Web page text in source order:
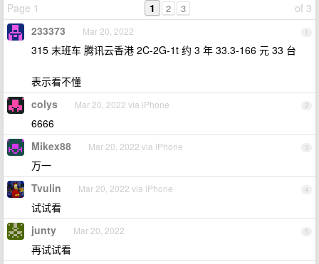
Page 1
of 3
1 2 3
1
233373 Mar 20, 2022
315 末班车 腾讯云香港 2C-2G-1t 约 3 年 33.3-166 元 33 台
表示看不懂
2
colys Mar 20, 2022 via iPhone
6666
3
Mikex88 Mar 20, 2022 via iPhone
万一
4
Tvulin Mar 20, 2022 via iPhone
试试看
5
junty Mar 20, 2022
再试试看